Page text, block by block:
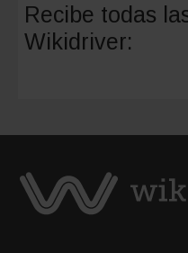
Recibe todas
Wikidriver: